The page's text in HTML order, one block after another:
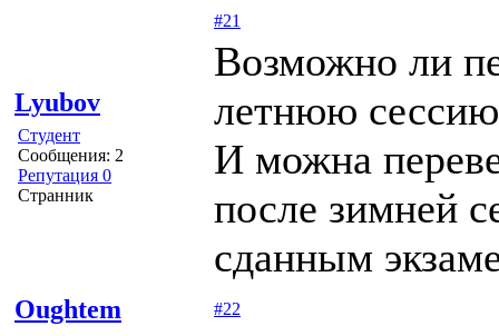
Lyubov
Студент
Сообщения: 2
Репутация 0
Странник
#21
Возможно ли
летнюю
И можна
после зимней
сданным
Oughtem #22